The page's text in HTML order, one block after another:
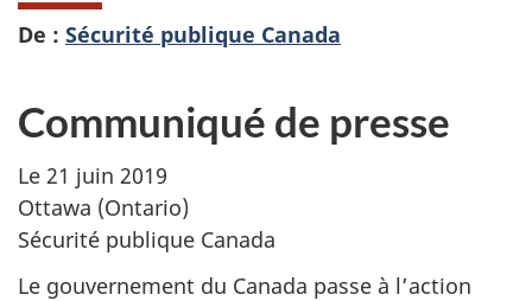
De : Sécurité publique Canada
Communiqué de presse
Le 21 juin 2019
Ottawa (Ontario)
Sécurité publique Canada
Le gouvernement du Canada passe à l’action